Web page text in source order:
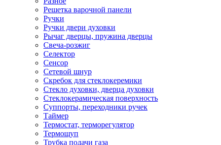
Решетка варочной панели
Ручки
Ручки двери духовки
Рычаг дверцы, пружина дверцы
Свеча-розжиг
Селектор
Сенсор
Сетевой шнур
Скребок для стеклокеремики
Стекло духовки, дверца духовки
Стеклокерамическая поверхность
Суппорты, переходники ручек
Таймер
Термостат, терморегулятор
Термощуп
Трубка подачи газа